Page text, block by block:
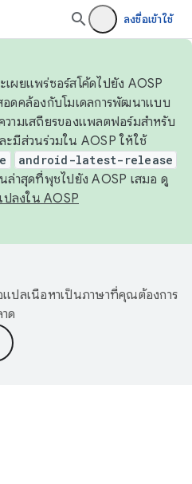
ลงชื่อเข้าใช้
ผยแพร่ซอร์สโค้ดไปยัง AOSP
ดคล้องกับโมเดลการพัฒนาแบบ
ามเสถียรของแพลตฟอร์มสำหรับ
ะมีส่วนร่วมใน AOSP ให้ใช้
android-latest-release
ล่าสุดที่พุชไปยัง AOSP เสมอ ดู
ปลงใน AOSP
ปลเนื้อหาเป็นภาษาที่คุณต้องการ
ด